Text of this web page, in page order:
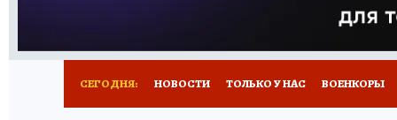
СЕГОДНЯ: НОВОСТИ ТОЛЬКО У НАС ВОЕНКОРЫ